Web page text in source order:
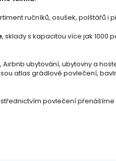
ručníků, osušek, polštářů i
, sklady s kapacitou více jak 1000
ubytování, ubytovny a
atlas grádlové povlečení,
povlečení